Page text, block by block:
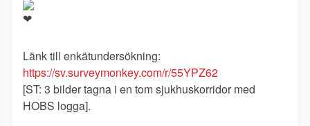
Länk till enkätundersökning:
https://sv.surveymonkey.com/r/55YPZ62
[ST: 3 bilder tagna i en tom sjukhuskorridor med
HOBS logga].